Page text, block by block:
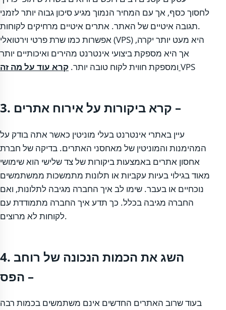
לחסוך כסף, אך עם המחיר הנמוך מגיע סיכון גבוה יותר לזמני
תגובה איטיים של האתר. אתרים איטיים מרחיקים לקוחות.
אפשרות כמו שרת פרטי וירטואלי (VPS) היא מעט יותר יקרה,
אך היא מספקת ביצועי אינטרנט מהירים ואיכותיים יותר
ומספקת חווית לקוח טובה יותר. VPS
3. קרא ביקורות על אירוח אתרים –
עיין באתרי אינטרנט בעלי מוניטין כאשר אתה בודק על
המהימנות והמוניטין של מאחסני האתרים. בדיקה של חברת
אחסון אתרים באמצעות ביקורות של צד שלישי הוא שימושי
מאוד בגילוי בעיות עקביות או תלונות מתמשכות ממשתמשים
נוכחיים או בעבר. שימו לב איך החברה מגיבה לתלונות, ואם
החברה מגיבה בכלל. כך תדע איך החברה מתמודדת עם
לקוחות לא מרוצים.
4. השג את הכמות הנכונה של רוחב
הפס –
בעוד שרוב האתרים החדשים אינם משתמשים בכמות רבה